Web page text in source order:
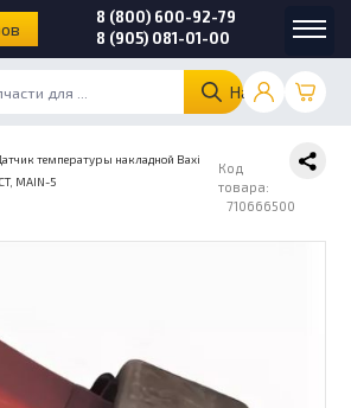
Найти
8 (800) 600-92-79
8 (905) 081-01-00
температуры накладной Baxi
MAIN-5
Код
товара:
710666500